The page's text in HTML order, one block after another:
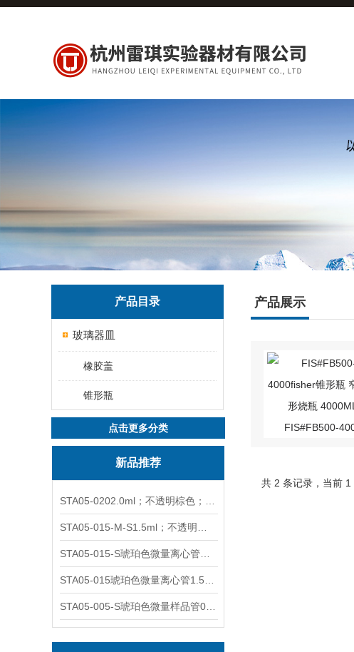
产品目录
玻璃器皿
橡胶盖
锥形瓶
点击更多分类
新品推荐
产品展示
共 2 条记录，当前